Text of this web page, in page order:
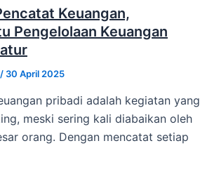
Keuangan,
Pengelolaan Keuangan
/ 30 April 2025
pribadi adalah kegiatan yang
meski sering kali diabaikan oleh
orang. Dengan mencatat setiap